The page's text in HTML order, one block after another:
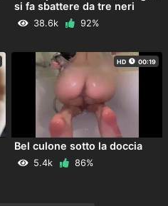
si fa sbattere da tre neri
38.6k 92%
HD 00:19
Bel culone sotto la doccia
5.4k 86%